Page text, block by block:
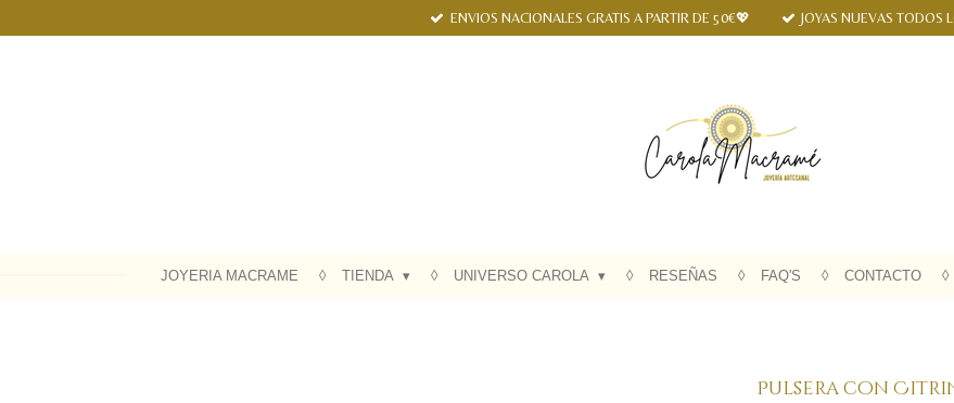
al
ENVIOS NACIONALES GRATIS A PARTIR DE 50€💖 JOYAS NUEVAS TODOS
JOYERIA MACRAME TIENDA UNIVERSO CAROLA RESEÑAS FAQ'S CONTACTO
Pulsera con